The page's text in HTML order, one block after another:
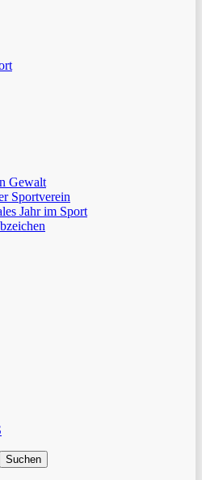
Gewalt
Sportverein
Jahr im Sport
Suchen